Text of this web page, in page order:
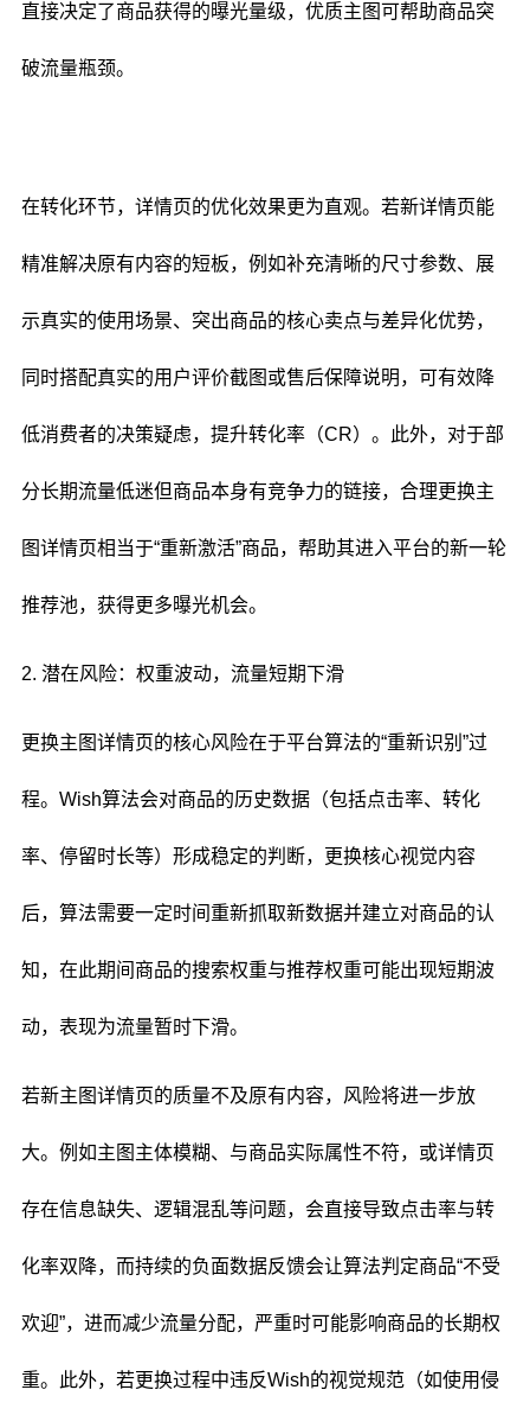
直接决定了商品获得的曝光量级，优质主图可帮助商品突
破流量瓶颈。
在转化环节，详情页的优化效果更为直观。若新详情页能
精准解决原有内容的短板，例如补充清晰的尺寸参数、展
示真实的使用场景、突出商品的核心卖点与差异化优势，
同时搭配真实的用户评价截图或售后保障说明，可有效降
低消费者的决策疑虑，提升转化率（CR）。此外，对于部
分长期流量低迷但商品本身有竞争力的链接，合理更换主
图详情页相当于“重新激活”商品，帮助其进入平台的新一轮
推荐池，获得更多曝光机会。
2. 潜在风险：权重波动，流量短期下滑
更换主图详情页的核心风险在于平台算法的“重新识别”过
程。Wish算法会对商品的历史数据（包括点击率、转化
率、停留时长等）形成稳定的判断，更换核心视觉内容
后，算法需要一定时间重新抓取新数据并建立对商品的认
知，在此期间商品的搜索权重与推荐权重可能出现短期波
动，表现为流量暂时下滑。
若新主图详情页的质量不及原有内容，风险将进一步放
大。例如主图主体模糊、与商品实际属性不符，或详情页
存在信息缺失、逻辑混乱等问题，会直接导致点击率与转
化率双降，而持续的负面数据反馈会让算法判定商品“不受
欢迎”，进而减少流量分配，严重时可能影响商品的长期权
重。此外，若更换过程中违反Wish的视觉规范（如使用侵